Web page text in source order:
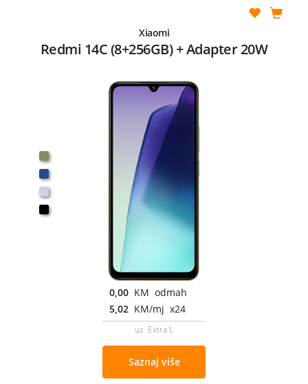
Xiaomi
Redmi 14C (8+256GB) + Adapter 20W
0,00 KM odmah
5,02 KM/mj x24
uz Extra L
Saznaj više